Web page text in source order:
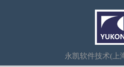
永凯软件技术(上